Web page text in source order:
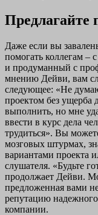
Предлагайте
Даже если вы
помогать коллегам –
и продуманный с
мнению Дейви, вам
следующее: «Не
проектом без ущерба
выполнить, но мне
ввести в курс дела
трудиться». Вы
мозговых штурмах,
вариантами проекта
слушателя. «Будьте
продолжает Дейви.
предложенная вами
репутацию надежного
компании.